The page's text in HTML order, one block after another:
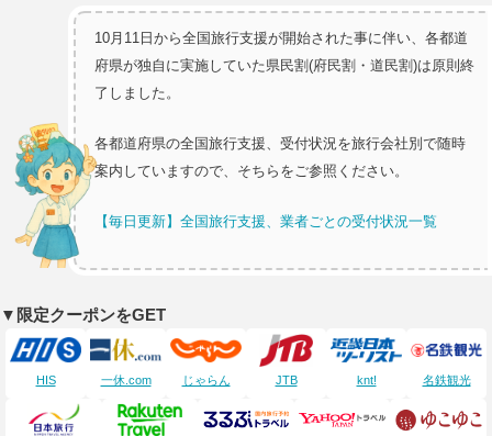
10月11日から全国旅行支援が開始された事に伴い、各都道
府県が独自に実施していた県民割(府民割・道民割)は原則終
了しました。
各都道府県の全国旅行支援、受付状況を旅行会社別で随時
案内していますので、そちらをご参照ください。
【毎日更新】全国旅行支援、業者ごとの受付状況一覧
▼限定クーポンをGET
HIS 一休.com じゃらん JTB knt! 名鉄観光